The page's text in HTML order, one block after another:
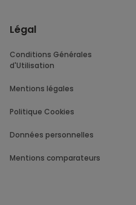
Légal
Conditions Générales
d'Utilisation
Mentions légales
Politique Cookies
Données personnelles
Mentions comparateurs